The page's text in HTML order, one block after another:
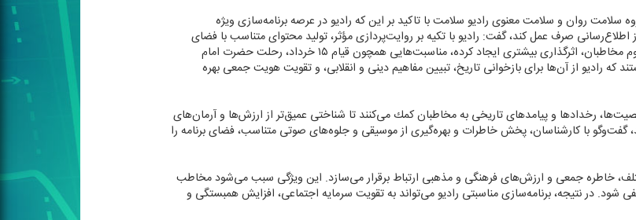
سلامت روان و سلامت معنوی رادیو سلامت با تاكید بر این كه رادیو در عرصه برنامه‌سازی ویژه
صرف عمل كند، گفت: رادیو با تكیه بر روایت‌پردازی مؤثر، تولید محتوای متناسب با فضای
عاطفی و ارزشی جامعه و استفاده از زبان قابل فهم برای عموم مخاطبان، اثرگذاری بیشتری ایجاد كرده، مناسبت‌هایی همچون قیام ۱۵ خرداد، رحلت حضرت امام
رادیو از آن‌ها برای بازخوانی تاریخ، تبیین مفاهیم دینی و انقلابی، و تقویت هویت جمعی بهره
رخدادها و پیامدهای تاریخی به مخاطبان كمك می‌كنند تا شناختی عمیق‌تر از ارزش‌ها و آرمان‌های
گفت‌وگو با كارشناسان، پخش خاطرات و بهره‌گیری از موسیقی و جلوه‌های صوتی متناسب، فضای برنامه را
خاطره جمعی و ارزش‌های فرهنگی و مذهبی ارتباط برقرار می‌سازد. این ویژگی سبب می‌شود مخاطب
شود. در نتیجه، برنامه‌سازی مناسبتی رادیو می‌تواند به تقویت سرمایه اجتماعی، افزایش همبستگی و